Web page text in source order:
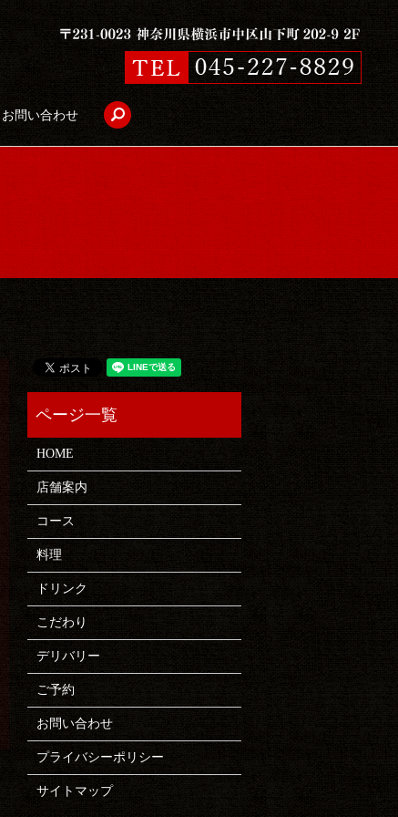
お問い合わせ search
HOME
店舗案内
コース
料理
ドリンク
こだわり
デリバリー
ご予約
お問い合わせ
プライバシーポリシー
サイトマップ